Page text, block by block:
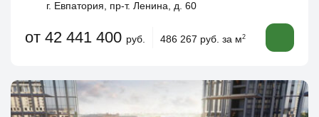
г. Евпатория, пр-т. Ленина, д. 60
от 42 441 400 руб. 486 267 руб. за м2